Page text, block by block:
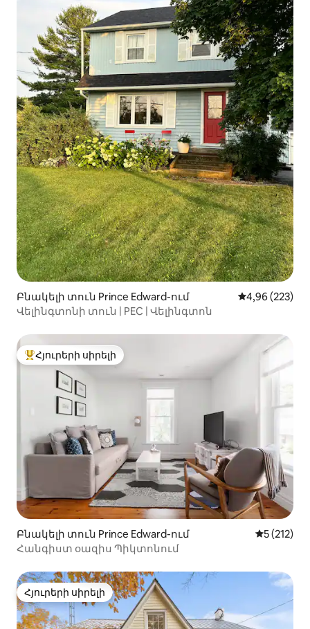
Բնակելի տուն Prince Edward-ում Միջին
4,96 (223)
Վելինգտոնի տուն | PEC | Վելինգտոն
Հյուրերի սիրելի լավագույն տները
Հյուրերի սիրելի
Բնակելի տուն Prince Edward-ում Միջին
5 (212)
Հանգիստ օազիս Պիկտոնում
Հյուրերի սիրելի
Հյուրերի սիրելի